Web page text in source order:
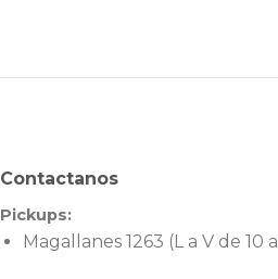
Contactanos
Pickups:
Magallanes 1263 (L a V de 10